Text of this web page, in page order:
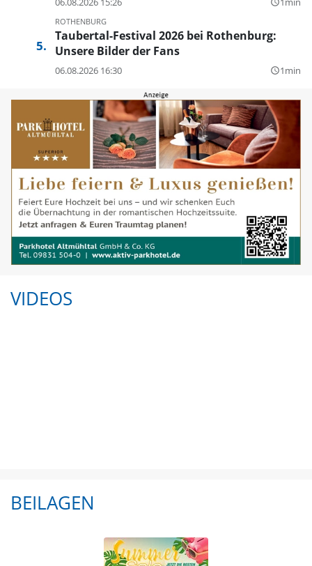
query_builder
ROTHENBURG
Taubertal-Festival 2026 bei Rothenburg:
Unsere Bilder der Fans
06.08.2026 16:30 query_builder1min
VIDEOS
BEILAGEN